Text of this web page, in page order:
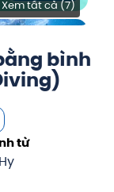
Xem tất cả (7)
bình
từ